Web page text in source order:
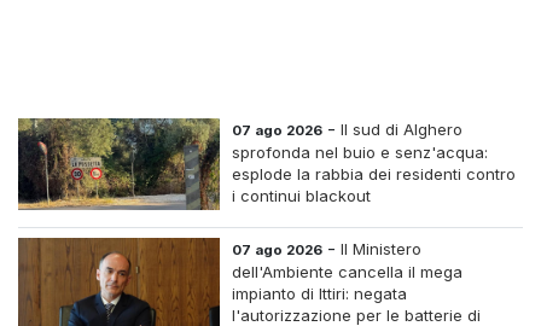
07 ago 2026 -Il sud di Alghero
sprofonda nel buio e senz'acqua:
esplode la rabbia dei residenti contro
i continui blackout
07 ago 2026 -Il Ministero
dell'Ambiente cancella il mega
impianto di Ittiri: negata
l'autorizzazione per le batterie di